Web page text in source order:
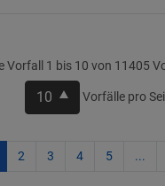
Vorfall 1 bis 10 von 11405
10 Vorfälle pro
2 3 4 5 ...